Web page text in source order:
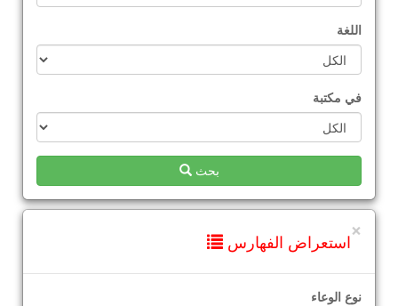
اللغة
في مكتبة
بحث
×استعراض الفهارس
نوع الوعاء